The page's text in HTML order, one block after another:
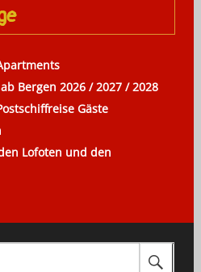
Bergen 2026 / 2027 / 2028
Gäste
Lofoten und den